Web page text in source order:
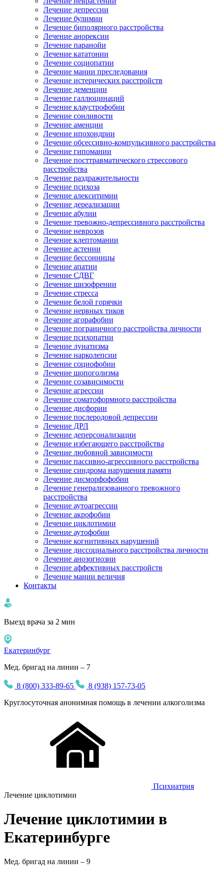
Лечение депрессии
Лечение булимии
Лечение биполярного расстройства
Лечение анорексии
Лечение паранойи
Лечение кататонии
Лечение социопатии
Лечение мании преследования
Лечение истерических расстройств
Лечение деменции
Лечение галлюцинаций
Лечение клаустрофобии
Лечение сонливости
Лечение аменции
Лечение ипохондрии
Лечение обсессивно-компульсивного расстройства
Лечение гипомании
Лечение посттравматического стрессового
расстройства
Лечение раздражительности
Лечение психоза
Лечение алекситимии
Лечение дереализации
Лечение абулии
Лечение тревожно-депрессивного расстройства
Лечение неврозов
Лечение клептомании
Лечение астении
Лечение бессонницы
Лечение апатии
Лечение СДВГ
Лечение шизофрении
Лечение стресса
Лечение белой горячки
Лечение нервных тиков
Лечение агорафобии
Лечение пограничного расстройства личности
Лечение психопатии
Лечение лунатизма
Лечение нарколепсии
Лечение социофобии
Лечение шопоголизма
Лечение созависимости
Лечение агрессии
Лечение соматоформного расстройства
Лечение дисфории
Лечение послеродовой депрессии
Лечение ДРЛ
Лечение деперсонализации
Лечение избегающего расстройства
Лечение любовной зависимости
Лечение пассивно-агрессивного расстройства
Лечение синдрома нарушения памяти
Лечение дисморфофобии
Лечение генерализованного тревожного
расстройства
Лечение аутоагрессии
Лечение акрофобии
Лечение циклотимии
Лечение аутофобии
Лечение когнитивных нарушений
Лечение диссоциального расстройства личности
Лечение анозогнозии
Лечение аффективных расстройств
Лечение мании величия
Контакты
Выезд врача за 2 мин
Екатеринбург
Мед. бригад на линии – 7
8 (800) 333-89-65
8 (938) 157-73-05
Круглосуточная анонимная помощь в лечении алкоголизма
Психиатрия
Лечение циклотимии
Лечение циклотимии в
Екатеринбурге
Мед. бригад на линии – 9